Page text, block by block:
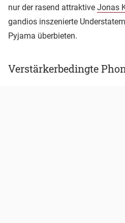
nur der rasend attraktive Jonas
gandios inszenierte
Pyjama überbieten.
Verstärkerbedingte